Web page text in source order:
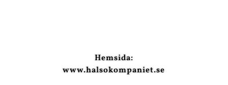
Hemsida:
www.halsokompaniet.se